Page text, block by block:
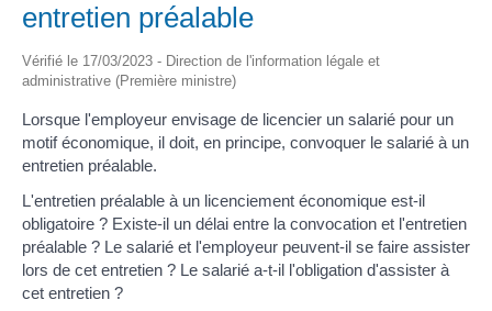
entretien préalable
Vérifié le 17/03/2023 - Direction de l'information légale et
administrative (Première ministre)
Lorsque l'employeur envisage de licencier un salarié pour un
motif économique, il doit, en principe, convoquer le salarié à un
entretien préalable.
L'entretien préalable à un licenciement économique est-il
obligatoire ? Existe-il un délai entre la convocation et l'entretien
préalable ? Le salarié et l'employeur peuvent-il se faire assister
lors de cet entretien ? Le salarié a-t-il l'obligation d'assister à
cet entretien ?